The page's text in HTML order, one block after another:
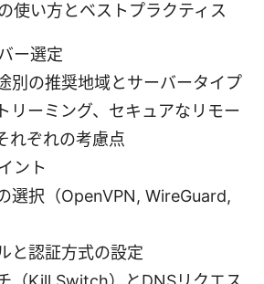
使い方とベストプラクティス
ー選定
別の推奨地域とサーバータイプ
リーミング、セキュアなリモー
れぞれの考慮点
ント
選択（OpenVPN, WireGuard,
と認証方式の設定